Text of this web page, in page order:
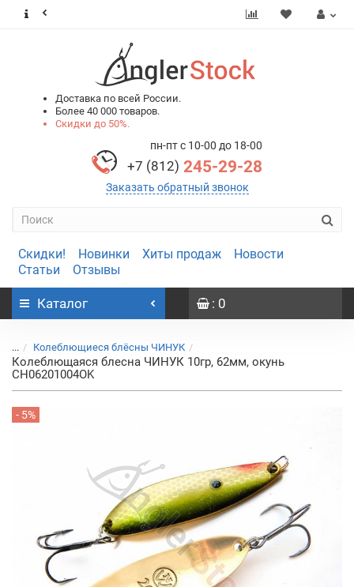
Доставка по всей России.
Более 40 000 товаров.
Скидки до 50%.
пн-пт с 10-00 до 18-00
+7 (812) 245-29-28
Заказать обратный звонок
Скидки! Новинки Хиты продаж
Новости
Статьи
Отзывы
Каталог : 0
... Колеблющиеся блёсны ЧИНУК
Колеблющаяся блесна ЧИНУК 10гр, 62мм, окунь
CH06201004OK
- 5%